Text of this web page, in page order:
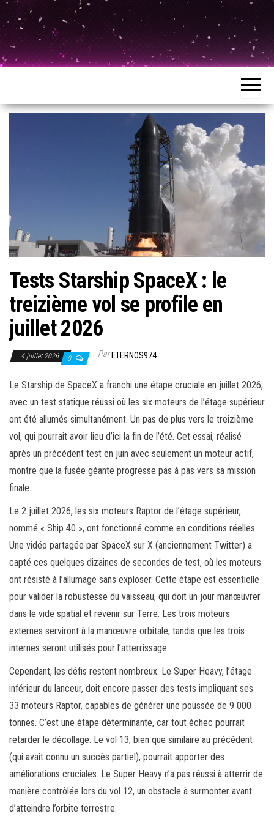
Tests Starship SpaceX : le
treizième vol se profile en
juillet 2026
4 juillet 2026 0 ParETERNOS974
Le Starship de SpaceX a franchi une étape cruciale en juillet 2026,
avec un test statique réussi où les six moteurs de l’étage supérieur
ont été allumés simultanément. Un pas de plus vers le treizième
vol, qui pourrait avoir lieu d’ici la fin de l’été. Cet essai, réalisé
après un précédent test en juin avec seulement un moteur actif,
montre que la fusée géante progresse pas à pas vers sa mission
finale.
Le 2 juillet 2026, les six moteurs Raptor de l’étage supérieur,
nommé « Ship 40 », ont fonctionné comme en conditions réelles.
Une vidéo partagée par SpaceX sur X (anciennement Twitter) a
capté ces quelques dizaines de secondes de test, où les moteurs
ont résisté à l’allumage sans exploser. Cette étape est essentielle
pour valider la robustesse du vaisseau, qui doit un jour manœuvrer
dans le vide spatial et revenir sur Terre. Les trois moteurs
externes serviront à la manœuvre orbitale, tandis que les trois
internes seront utilisés pour l’atterrissage.
Cependant, les défis restent nombreux. Le Super Heavy, l’étage
inférieur du lanceur, doit encore passer des tests impliquant ses
33 moteurs Raptor, capables de générer une poussée de 9 000
tonnes. C’est une étape déterminante, car tout échec pourrait
retarder le décollage. Le vol 13, bien que similaire au précédent
(qui avait connu un succès partiel), pourrait apporter des
améliorations cruciales. Le Super Heavy n’a pas réussi à atterrir de
manière contrôlée lors du vol 12, un obstacle à surmonter avant
d’atteindre l’orbite terrestre.